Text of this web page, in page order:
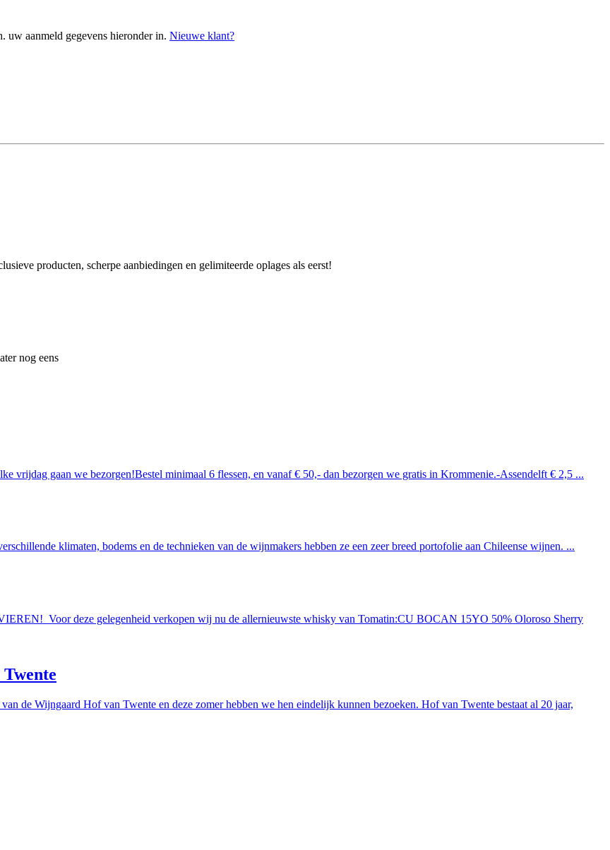
uw aanmeld gegevens hieronder in. Nieuwe klant?
producten, scherpe aanbiedingen en gelimiteerde oplages als eerst!
nog eens
vrijdag gaan we bezorgen!Bestel minimaal 6 flessen, en vanaf € 50,- dan bezorgen we gratis in Krommenie.-Assendelft € 2,5 ...
klimaten, bodems en de technieken van de wijnmakers hebben ze een zeer breed portofolie aan Chileense wijnen. ...
Voor deze gelegenheid verkopen wij nu de allernieuwste whisky van Tomatin:CU BOCAN 15YO 50% Oloroso Sherry
de Wijngaard Hof van Twente en deze zomer hebben we hen eindelijk kunnen bezoeken. Hof van Twente bestaat al 20 jaar,